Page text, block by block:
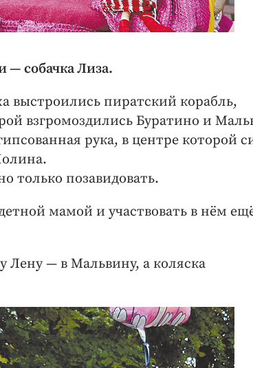
собачка Лиза.
выстроились пиратский корабль,
взгромоздились Буратино и
рука, в центре которой
только позавидовать.
мамой и участвовать в нём
Лену — в Мальвину, а коляска